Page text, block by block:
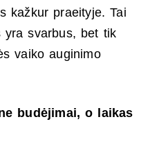
kažkur praeityje. Tai
yra svarbus, bet tik
vaiko auginimo
budėjimai, o laikas